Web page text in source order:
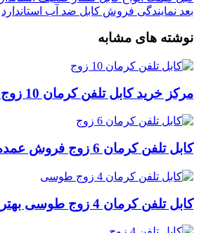
بعد نمایندگی فروش کابل ضد آب استاندارد
نوشته های مشابه
مرکز خرید کابل تلفن کرمان 10 زوج هوایی
کابل تلفن کرمان 6 زوج فروش عمده
کابل تلفن کرمان 4 زوج طوسی بهترین قیمت